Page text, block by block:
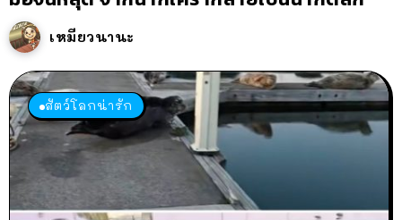
เหมียวนานะ
สัตว์โลกน่ารัก